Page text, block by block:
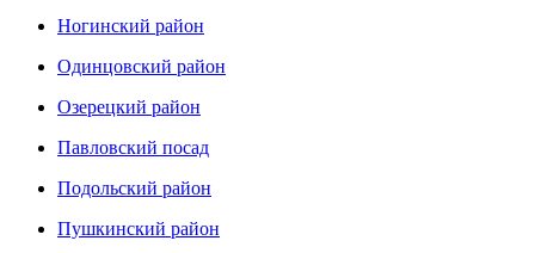
Ногинский район
Одинцовский район
Озерецкий район
Павловский посад
Подольский район
Пушкинский район